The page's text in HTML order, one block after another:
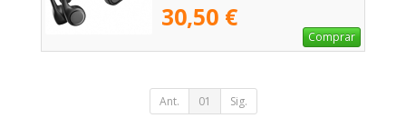
30,50 €
Comprar
Ant. 01 Sig.